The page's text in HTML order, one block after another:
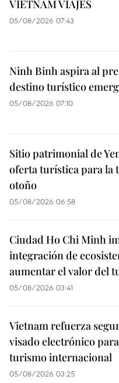
VIETNAM VIAJES
05/08/2026 07:43
Ninh Binh aspira al
destino turístico
05/08/2026 07:10
Sitio patrimonial de
oferta turística para la
otoño
05/08/2026 06:58
Ciudad Ho Chi Minh
integración de
aumentar el valor del
05/08/2026 03:41
Vietnam refuerza
visado electrónico
turismo internacional
05/08/2026 03:25